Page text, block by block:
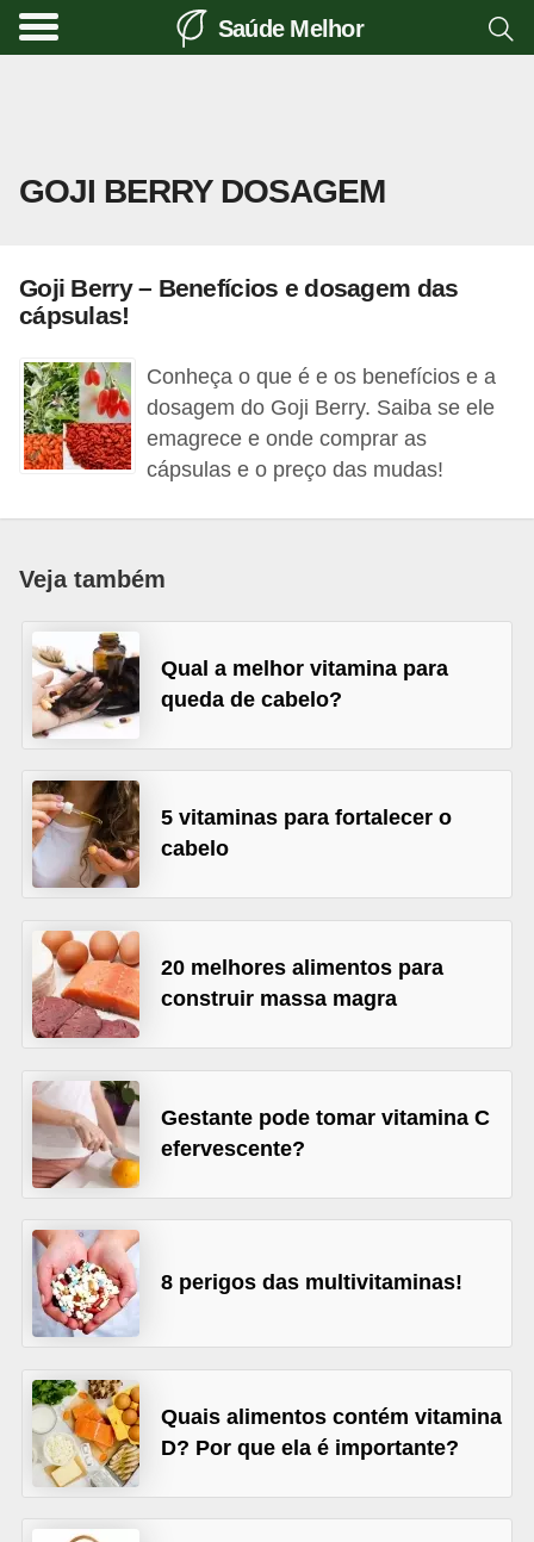
Saúde Melhor
GOJI BERRY DOSAGEM
Goji Berry – Benefícios e dosagem das
cápsulas!
Conheça o que é e os benefícios e a
dosagem do Goji Berry. Saiba se ele
emagrece e onde comprar as
cápsulas e o preço das mudas!
Veja também
Qual a melhor vitamina para
queda de cabelo?
5 vitaminas para fortalecer o
cabelo
20 melhores alimentos para
construir massa magra
Gestante pode tomar vitamina C
efervescente?
8 perigos das multivitaminas!
Quais alimentos contém vitamina
D? Por que ela é importante?
A
i
d
e
f
í
s
c
B
e
l
e
z
a
D
e
t
a
e
A
l
i
m
e
t
a
ç
o
S
a